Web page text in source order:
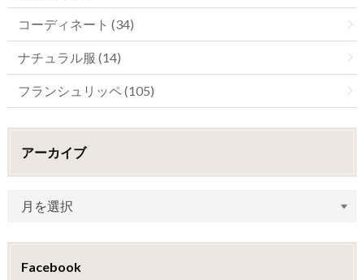
コーディネート (34)
ナチュラル服 (14)
フランシュリッペ (105)
アーカイブ
Facebook